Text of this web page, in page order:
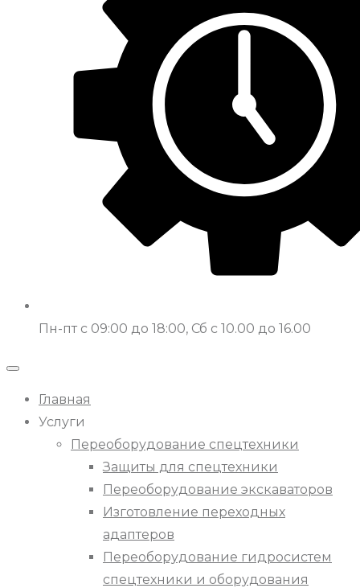
Пн-пт с 09:00 до 18:00, Сб с 10.00 до 16.00
Главная
Услуги
Переоборудование спецтехники
Защиты для спецтехники
Переоборудование экскаваторов
Изготовление переходных
адаптеров
Переоборудование гидросистем
спецтехники и оборудования